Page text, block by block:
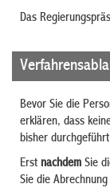
Das
Bevor Sie die
erklären, dass
bisher
Erst nachdem Sie
Sie die